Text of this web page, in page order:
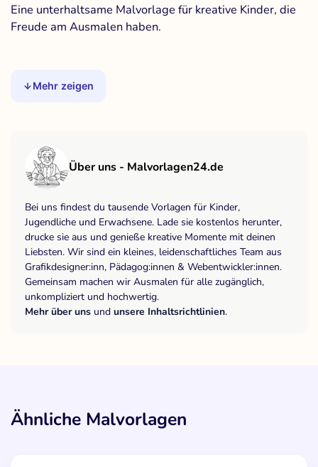
Eine unterhaltsame Malvorlage für kreative Kinder, die
Freude am Ausmalen haben.
Mehr zeigen
Über uns - Malvorlagen24.de
Bei uns findest du tausende Vorlagen für Kinder,
Jugendliche und Erwachsene. Lade sie kostenlos herunter,
drucke sie aus und genieße kreative Momente mit deinen
Liebsten. Wir sind ein kleines, leidenschaftliches Team aus
Grafikdesigner:inn, Pädagog:innen & Webentwickler:innen.
Gemeinsam machen wir Ausmalen für alle zugänglich,
unkompliziert und hochwertig.
Mehr über uns und unsere Inhaltsrichtlinien.
Ähnliche Malvorlagen